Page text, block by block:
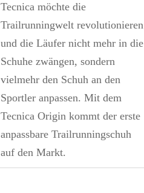
Tecnica möchte die
Trailrunningwelt revolutionieren
und die Läufer nicht mehr in die
Schuhe zwängen, sondern
vielmehr den Schuh an den
Sportler anpassen. Mit dem
Tecnica Origin kommt der erste
anpassbare Trailrunningschuh
auf den Markt.